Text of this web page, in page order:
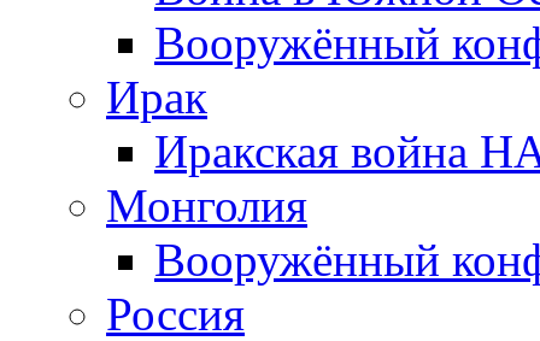
Вооружённый
Ирак
Иракская война
Монголия
Вооружённый
Россия